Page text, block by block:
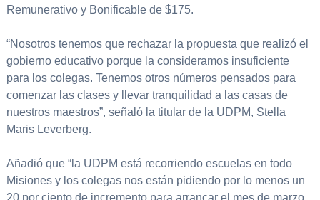
Remunerativo y Bonificable de $175.
“Nosotros tenemos que rechazar la propuesta que realizó el
gobierno educativo porque la consideramos insuficiente
para los colegas. Tenemos otros números pensados para
comenzar las clases y llevar tranquilidad a las casas de
nuestros maestros”, señaló la titular de la UDPM, Stella
Maris Leverberg.
Añadió que “la UDPM está recorriendo escuelas en todo
Misiones y los colegas nos están pidiendo por lo menos un